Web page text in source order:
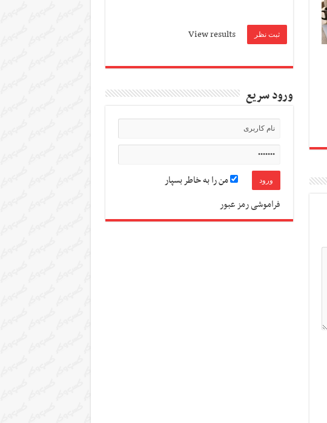
View results
ورود سریع
من را به خاطر بسپار
فراموشی رمز عبور